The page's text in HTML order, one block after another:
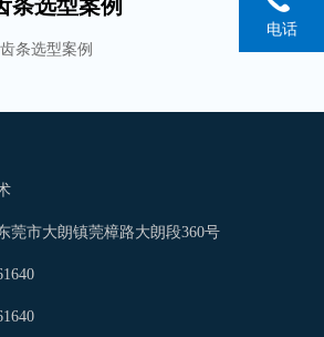
条选型案例
条选型案例
莞市大朗镇莞樟路大朗段360号
电话